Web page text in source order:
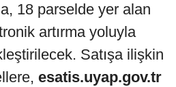
18 parselde yer alan
artırma yoluyla
Satışa ilişkin
esatis.uyap.gov.tr